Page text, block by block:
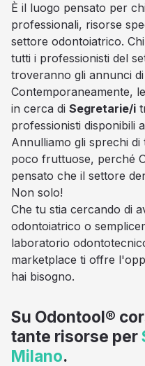
È il luogo pensato per
professionali, risorse
settore odontoiatrico.
tutti i professionisti del
troveranno gli annunci
Contemporaneamente,
in cerca di Segretarie/i
professionisti disponibili a
Annulliamo gli sprechi
poco fruttuose, perché
pensato che il settore
Non solo!
Che tu stia cercando di
odontoiatrico o
laboratorio
marketplace ti offre
hai bisogno.
Su Odontool®
tante risorse per
Milano.